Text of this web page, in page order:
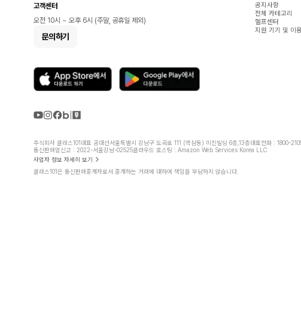
고객센터
오전 10시 ~ 오후 6시 (주말, 공휴일 제외)
문의하기
공지사항
전체 카테고리
헬프센터
지원 기기 및 이
주식회사 클래스101대표 공대선서울특별시 강남구 도곡로 111 (역삼동) 미진빌딩 6층,13층대표전화 : 1800-
통신판매업신고 : 2022-서울강남-02525클라우드 호스팅 : Amazon Web Services Korea LLC
사업자 정보 자세히 보기
클래스101은 통신판매중개자로서 중개하는 거래에 대하여 책임을 부담하지 않습니다.